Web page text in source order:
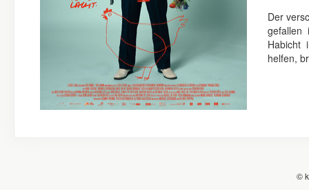
Der
gefallen
Habicht
helfen,
©